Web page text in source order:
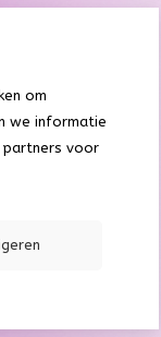
om
we informatie
partners voor